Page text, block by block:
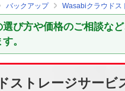
バックアップ Wasabiクラウドス
び方や価格のご相談な
。
ストレージサービ